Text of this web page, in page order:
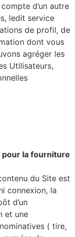
d’un autre
ledit service
de profil, de
dont vous
agréger les
Utilisateurs,
la fourniture
du Site est
connexion, la
d’un
et une
( tire,